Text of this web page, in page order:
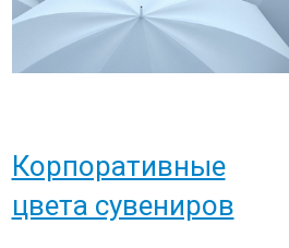
Корпоративные
цвета сувениров